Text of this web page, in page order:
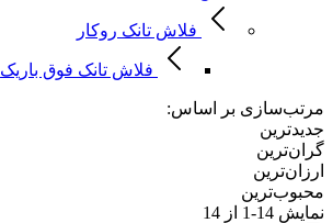
فلاش تانک روکار
فلاش تانک فوق باریک
مرتب‌سازی بر اساس:
جدیدترین
گران‌ترین
ارزان‌ترین
محبوب‌ترین
نمایش 14-1 از 14